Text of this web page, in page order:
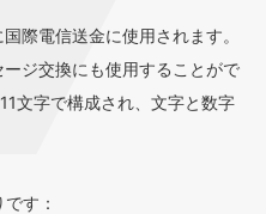
際電信送金に使用されます。
ジ交換にも使用することがで
文字で構成され、文字と数字
す：